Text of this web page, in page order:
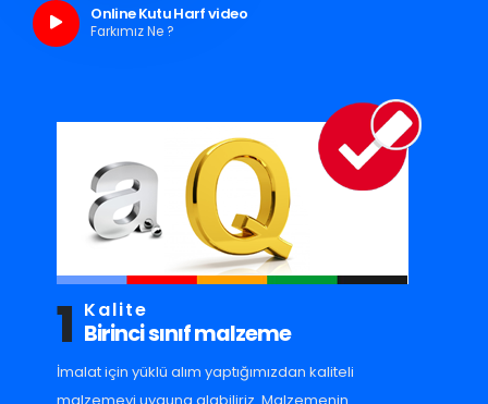
Online Kutu Harf video
Farkımız Ne ?
1 Kalite
Birinci sınıf malzeme
İmalat için yüklü alım yaptığımızdan kaliteli